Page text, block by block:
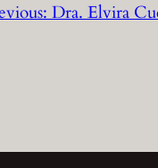
Dra. Elvira